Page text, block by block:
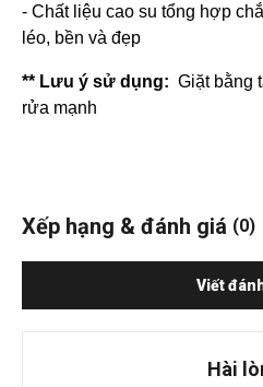
- Chất liệu cao su tổng hợp
léo, bền và đẹp
** Lưu ý sử dụng: Giặt bằng
rửa mạnh
Xếp hạng & đánh giá (0)
Viết
Hài